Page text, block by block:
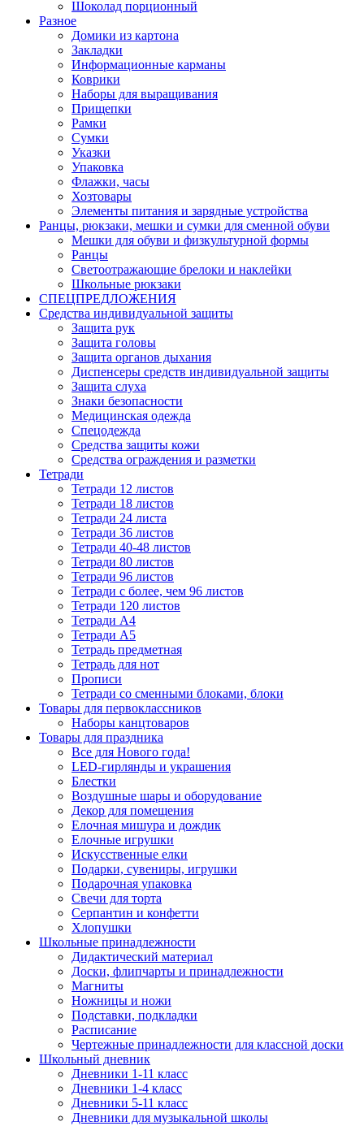
Шоколад порционный
Разное
Домики из картона
Закладки
Информационные карманы
Коврики
Наборы для выращивания
Прищепки
Рамки
Сумки
Указки
Упаковка
Флажки, часы
Хозтовары
Элементы питания и зарядные устройства
Ранцы, рюкзаки, мешки и сумки для сменной обуви
Мешки для обуви и физкультурной формы
Ранцы
Светоотражающие брелоки и наклейки
Школьные рюкзаки
СПЕЦПРЕДЛОЖЕНИЯ
Средства индивидуальной защиты
Защита рук
Защита головы
Защита органов дыхания
Диспенсеры средств индивидуальной защиты
Защита слуха
Знаки безопасности
Медицинская одежда
Спецодежда
Средства защиты кожи
Средства ограждения и разметки
Тетради
Тетради 12 листов
Тетради 18 листов
Тетради 24 листа
Тетради 36 листов
Тетради 40-48 листов
Тетради 80 листов
Тетради 96 листов
Тетради с более, чем 96 листов
Тетради 120 листов
Тетради А4
Тетради А5
Тетрадь предметная
Тетрадь для нот
Прописи
Тетради со сменными блоками, блоки
Товары для первоклассников
Наборы канцтоваров
Товары для праздника
Все для Нового года!
LED-гирлянды и украшения
Блестки
Воздушные шары и оборудование
Декор для помещения
Елочная мишура и дождик
Елочные игрушки
Искусственные елки
Подарки, сувениры, игрушки
Подарочная упаковка
Свечи для торта
Серпантин и конфетти
Хлопушки
Школьные принадлежности
Дидактический материал
Доски, флипчарты и принадлежности
Магниты
Ножницы и ножи
Подставки, подкладки
Расписание
Чертежные принадлежности для классной доски
Школьный дневник
Дневники 1-11 класс
Дневники 1-4 класс
Дневники 5-11 класс
Дневники для музыкальной школы